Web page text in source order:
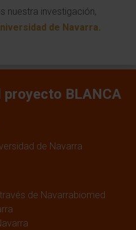
nuestra investigación,
de Navarra.
BLANCA
de Navarra
de Navarrabiomed